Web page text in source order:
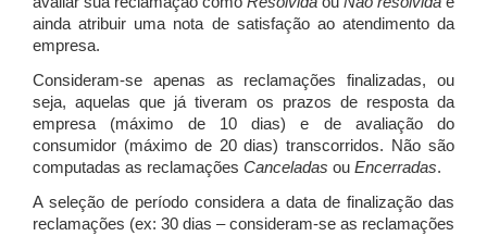
ainda atribuir uma nota de satisfação ao atendimento da
empresa.
Consideram-se apenas as reclamações finalizadas, ou
seja, aquelas que já tiveram os prazos de resposta da
empresa (máximo de 10 dias) e de avaliação do
consumidor (máximo de 20 dias) transcorridos. Não são
computadas as reclamações Canceladas ou Encerradas.
A seleção de período considera a data de finalização das
reclamações (ex: 30 dias – consideram-se as reclamações